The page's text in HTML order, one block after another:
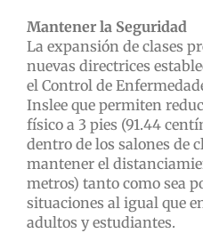
Mantener la Seguridad
La expansión de clases
nuevas directrices
el Control de
Inslee que permiten
físico a 3 pies (91.44
dentro de los salones de
mantener el
metros) tanto como sea
situaciones al igual que
adultos y estudiantes.